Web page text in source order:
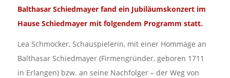
Balthasar Schiedmayer fand ein Jubiläumskonzert im
Hause Schiedmayer mit folgendem Programm statt.
Lea Schmocker, Schauspielerin, mit einer Hommage an
Balthasar Schiedmayer (Firmengründer, geboren 1711
in Erlangen) bzw. an seine Nachfolger – der Weg von